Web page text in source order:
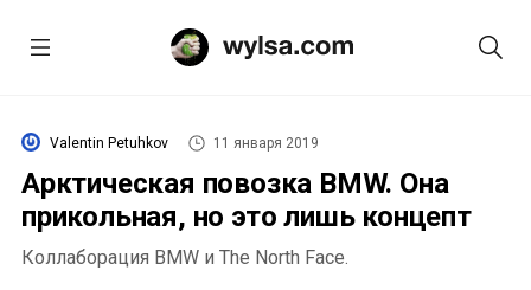
Valentin Petuhkov 11 января 2019
Арктическая повозка BMW. Она
прикольная, но это лишь концепт
Коллаборация BMW и The North Face.